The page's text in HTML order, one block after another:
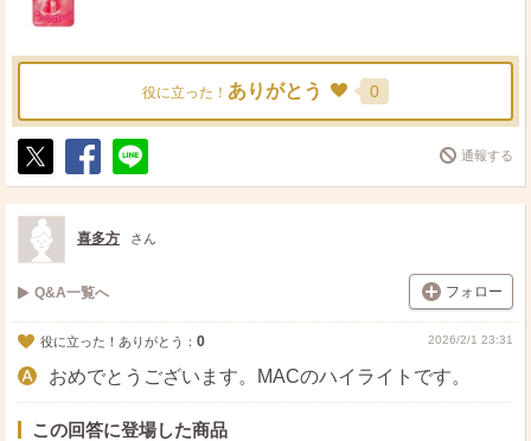
役に立った！ ありがとう 0
ポ
ス
ト
シ
ェ
送
る
通報する
喜多方 さん
Q&A一覧へ フォロー
役に立った！ありがとう： 0 2026/2/1 23:31
おめでとうございます。MACのハイライトです。
この回答に登場した商品